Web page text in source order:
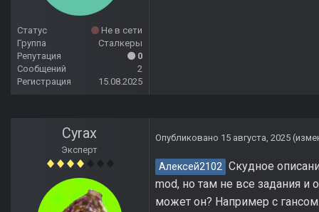
Статус
Не в сети
Группа
Сталкеры
Репутация
0
Сообщений
2
Регистрация
15.08.2025
Cyrax
Эксперт
Опубликовано 15 августа, 2025
Алексей2102 Скудное
mod, но там не все задания и
может он? Например с